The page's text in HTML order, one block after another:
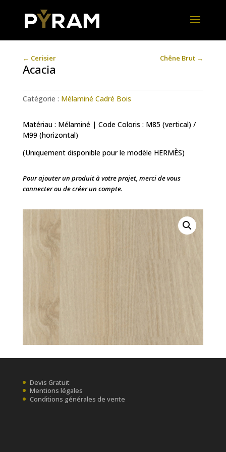
← Cerisier Chêne Brut →
Acacia
Catégorie : Mélaminé Cadré Bois
Matériau : Mélaminé | Code Coloris : M85 (vertical) /
M99 (horizontal)
(Uniquement disponible pour le modèle HERMÈS)
Pour ajouter un produit à votre projet, merci de vous
connecter ou de créer un compte.
Devis Gratuit
Mentions légales
Conditions générales de vente